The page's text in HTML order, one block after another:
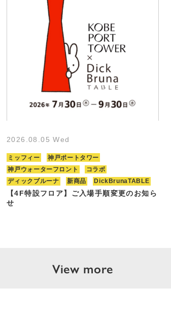
2026.08.05 Wed
ミッフィー
神戸ポートタワー
神戸ウォーターフロント
コラボ
ディックブルーナ
新商品 DickBrunaTABLE
【4F特設フロア】ご入場手順変更のお知ら
せ
View more